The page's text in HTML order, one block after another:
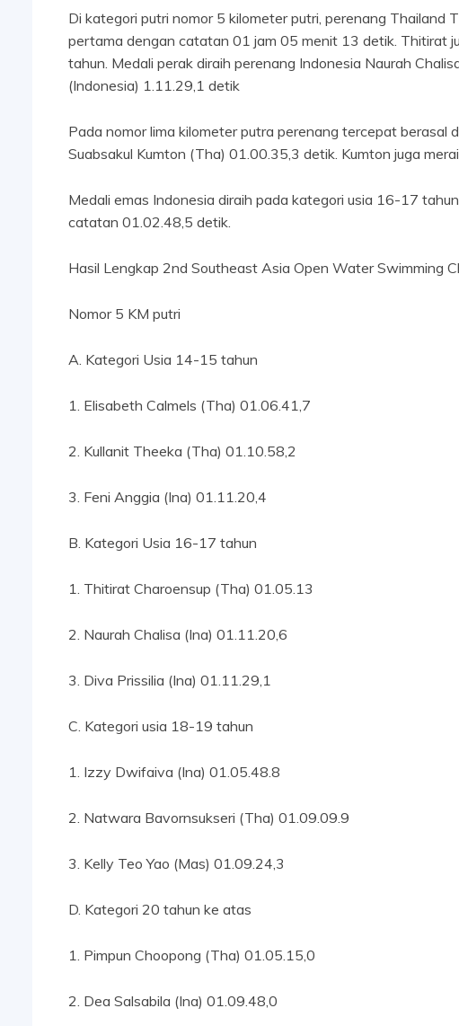
Di kategori putri nomor 5 kilometer putri, perenang Thailand
pertama dengan catatan 01 jam 05 menit 13 detik. Thitirat
tahun. Medali perak diraih perenang Indonesia Naurah
(Indonesia) 1.11.29,1 detik
Pada nomor lima kilometer putra perenang tercepat berasal
Suabsakul Kumton (Tha) 01.00.35,3 detik. Kumton juga
Medali emas Indonesia diraih pada kategori usia 16-17
catatan 01.02.48,5 detik.
Hasil Lengkap 2nd Southeast Asia Open Water Swimming
Nomor 5 KM putri
A. Kategori Usia 14-15 tahun
1. Elisabeth Calmels (Tha) 01.06.41,7
2. Kullanit Theeka (Tha) 01.10.58,2
3. Feni Anggia (Ina) 01.11.20,4
B. Kategori Usia 16-17 tahun
1. Thitirat Charoensup (Tha) 01.05.13
2. Naurah Chalisa (Ina) 01.11.20,6
3. Diva Prissilia (Ina) 01.11.29,1
C. Kategori usia 18-19 tahun
1. Izzy Dwifaiva (Ina) 01.05.48.8
2. Natwara Bavornsukseri (Tha) 01.09.09.9
3. Kelly Teo Yao (Mas) 01.09.24,3
D. Kategori 20 tahun ke atas
1. Pimpun Choopong (Tha) 01.05.15,0
2. Dea Salsabila (Ina) 01.09.48,0